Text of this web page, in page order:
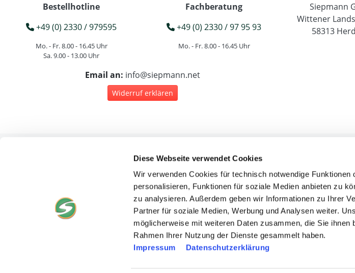
Diese Webseite verwendet Cookies
Wir verwenden Cookies für technisch notwendige
personalisieren, Funktionen für soziale Medien anbieten zu
zu analysieren. Außerdem geben wir Informationen zu Ihrer
Partner für soziale Medien, Werbung und Analysen weiter.
möglicherweise mit weiteren Daten zusammen, die Sie ihnen
Rahmen Ihrer Nutzung der Dienste gesammelt haben.
Impressum
Datenschutzerklärung
Bestellhotline
+49 (0) 2330 / 979595
Mo. - Fr. 8.00 - 16.45 Uhr
Sa. 9.00 - 13.00 Uhr
Fachberatung
+49 (0) 2330 / 97 95 93
Mo. - Fr. 8.00 - 16.45 Uhr
Email an: info@siepmann.net
Widerruf erklären
Siepmann
Wittener
58313
Rechtliche Informationen
AGB
Mängelhaftung
Widerrufsrecht
Impressum
Datenschutzerklärung
Cookie-Einwilligung ändern